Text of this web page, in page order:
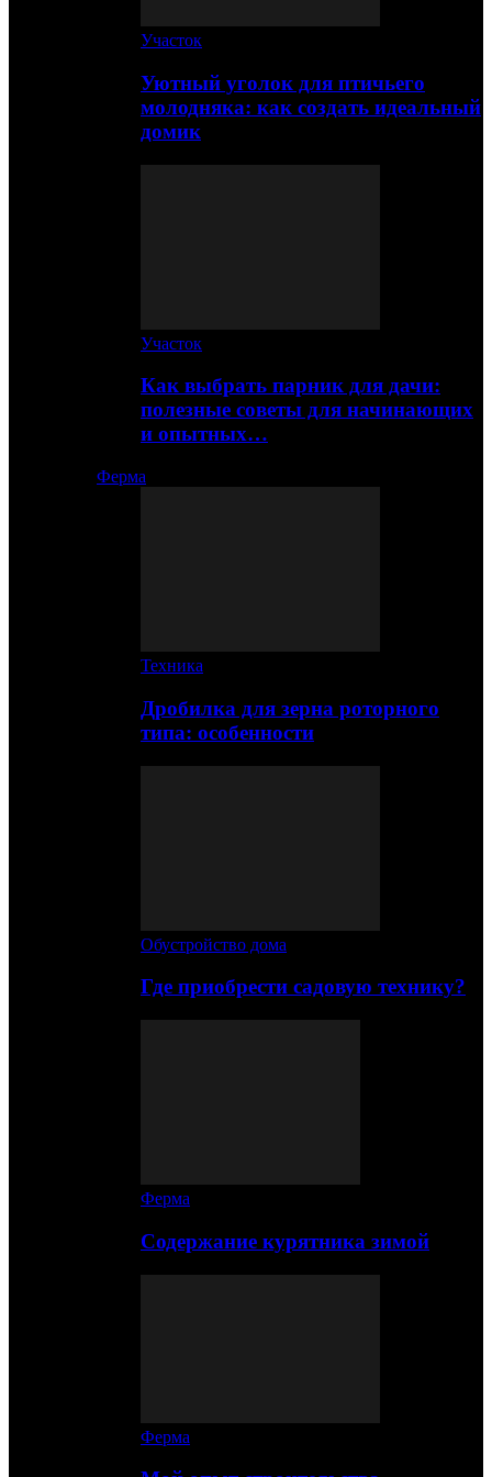
Участок
Уютный уголок для птичьего
молодняка: как создать идеальный
домик
Участок
Как выбрать парник для дачи:
полезные советы для начинающих
и опытных…
Ферма
Техника
Дробилка для зерна роторного
типа: особенности
Обустройство дома
Где приобрести садовую технику?
Ферма
Содержание курятника зимой
Ферма